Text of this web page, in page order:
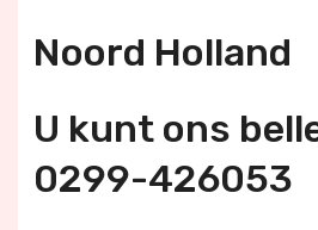
Noord Holland
U kunt ons
0299-426053